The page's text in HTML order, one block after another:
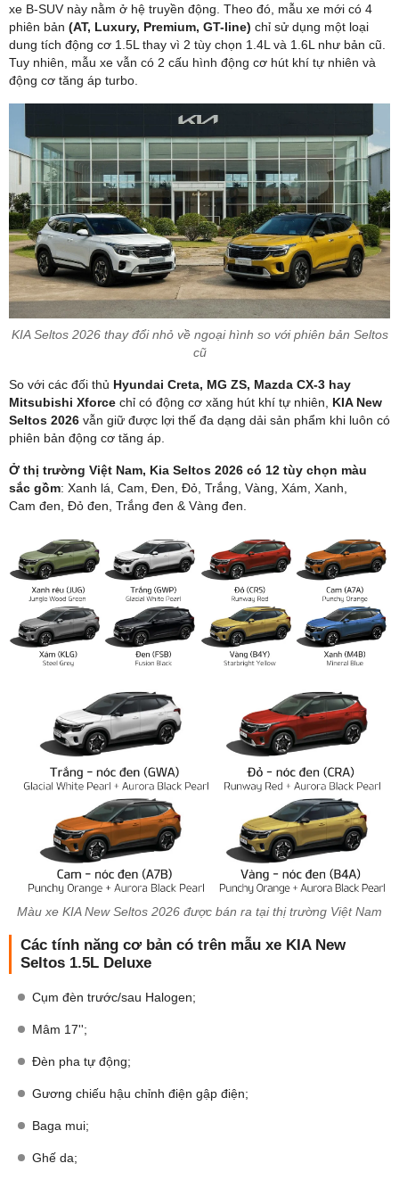
xe B-SUV này nằm ở hệ truyền động. Theo đó, mẫu xe mới có 4
phiên bản (AT, Luxury, Premium, GT-line) chỉ sử dụng một loại
dung tích động cơ 1.5L thay vì 2 tùy chọn 1.4L và 1.6L như bản cũ.
Tuy nhiên, mẫu xe vẫn có 2 cấu hình động cơ hút khí tự nhiên và
động cơ tăng áp turbo.
KIA Seltos 2026 thay đổi nhỏ về ngoại hình so với phiên bản Seltos
cũ
So với các đối thủ Hyundai Creta, MG ZS, Mazda CX-3 hay
Mitsubishi Xforce chỉ có động cơ xăng hút khí tự nhiên, KIA New
Seltos 2026 vẫn giữ được lợi thế đa dạng dải sản phẩm khi luôn có
phiên bản động cơ tăng áp.
Ở thị trường Việt Nam, Kia Seltos 2026 có 12 tùy chọn màu
sắc gồm: Xanh lá, Cam, Đen, Đỏ, Trắng, Vàng, Xám, Xanh,
Cam đen, Đỏ đen, Trắng đen & Vàng đen.
Màu xe KIA New Seltos 2026 được bán ra tại thị trường Việt Nam
Các tính năng cơ bản có trên mẫu xe KIA New
Seltos 1.5L Deluxe
Cụm đèn trước/sau Halogen;​
Mâm 17'';​
Đèn pha tự động;​
Gương chiếu hậu chỉnh điện gập điện;​
Baga mui;
Ghế da;​